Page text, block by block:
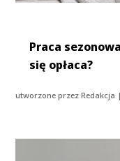
Praca
się opłaca?
utworzone przezRedakcja |